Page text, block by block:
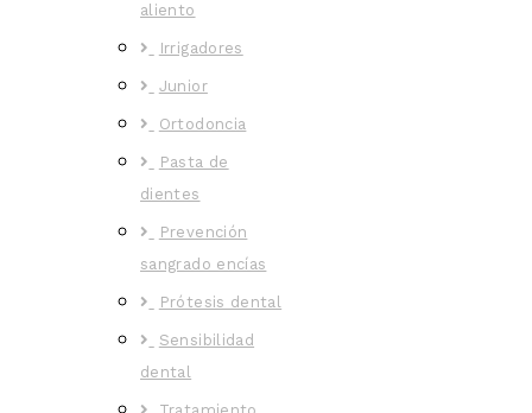
aliento
Irrigadores
Junior
Ortodoncia
Pasta de
dientes
Prevención
sangrado encías
Prótesis dental
Sensibilidad
dental